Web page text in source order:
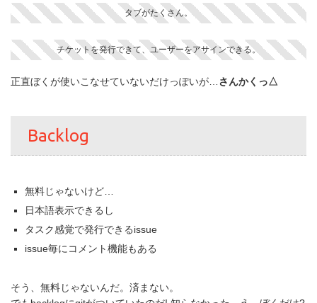
タブがたくさん。
チケットを発行できて、ユーザーをアサインできる。
正直ぼくが使いこなせていないだけっぽいが… さんかくっ△
Backlog
無料じゃないけど…
日本語表示できるし
タスク感覚で発行できるissue
issue毎にコメント機能もある
そう、無料じゃないんだ。済まない。